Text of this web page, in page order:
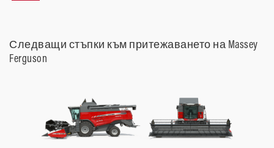
Следващи стъпки към притежаването на Massey
Ferguson